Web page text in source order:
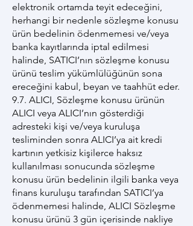
elektronik ortamda teyit edeceğini,
herhangi bir nedenle sözleşme konusu
ürün bedelinin ödenmemesi ve/veya
banka kayıtlarında iptal edilmesi
halinde, SATICI’nın sözleşme konusu
ürünü teslim yükümlülüğünün sona
ereceğini kabul, beyan ve taahhüt eder.
9.7. ALICI, Sözleşme konusu ürünün
ALICI veya ALICI’nın gösterdiği
adresteki kişi ve/veya kuruluşa
tesliminden sonra ALICI’ya ait kredi
kartının yetkisiz kişilerce haksız
kullanılması sonucunda sözleşme
konusu ürün bedelinin ilgili banka veya
finans kuruluşu tarafından SATICI’ya
ödenmemesi halinde, ALICI Sözleşme
konusu ürünü 3 gün içerisinde nakliye